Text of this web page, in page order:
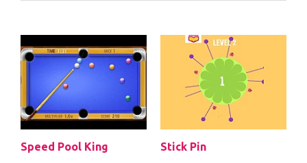
Speed Pool King Stick Pin